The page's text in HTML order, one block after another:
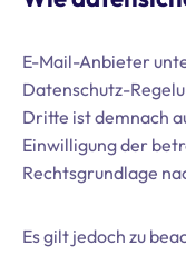
E-Mail-Anbieter
Datenschutz-
Dritte ist demnach
Einwilligung der
Rechtsgrundlage
Es gilt jedoch zu